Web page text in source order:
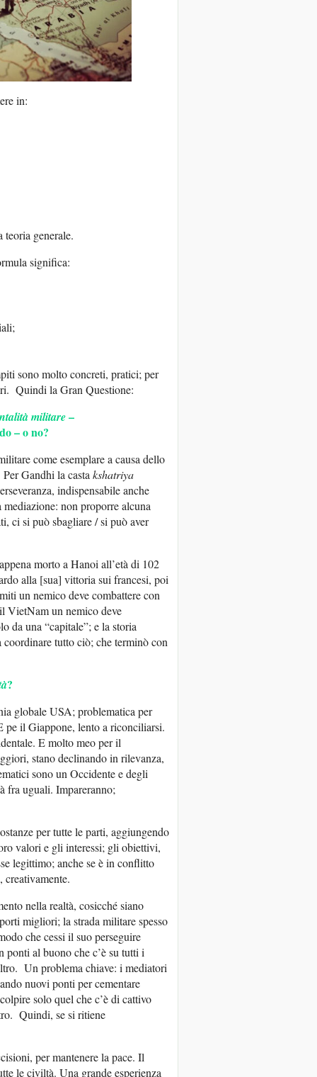
in:
teoria generale.
significa:
sono molto concreti, pratici; per
Quindi la Gran Questione:
militare–
– o no?
come esemplare a causa dello
Gandhi la castakshatriya
indispensabile anche
non proporre alcuna
ci si può sbagliare / si può aver
morto a Hanoi all’età di 102
alla [sua] vittoria sui francesi, poi
un nemico deve combattere con
VietNam un nemico deve
da una “capitale”; e la storia
tutto ciò; che terminò con
?
globale USA; problematica per
il Giappone, lento a riconciliarsi.
E molto meo per il
stano declinando in rilevanza,
sono un Occidente e degli
fra uguali. Impareranno;
per tutte le parti, aggiungendo
valori e gli interessi; gli obiettivi,
legittimo; anche se è in conflitto
nella realtà, cosicché siano
migliori; la strada militare spesso
che cessi il suo perseguire
al buono che c’è su tutti i
Un problema chiave: i mediatori
nuovi ponti per cementare
solo quel che c’è di cattivo
Quindi, se si ritiene
per mantenere la pace. Il
le civiltà. Una grande esperienza